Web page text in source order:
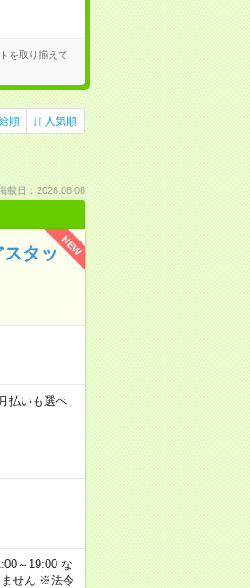
を取り揃えて
順 人気順
載日：2026.08.08
NEW
タッ
払いも選べ
～19:00 な
ません ※法令